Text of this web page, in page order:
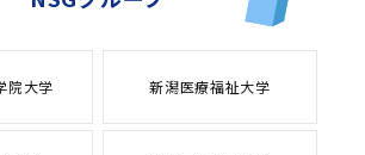
院大学 新潟医療福祉大学